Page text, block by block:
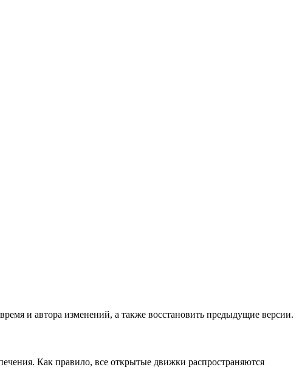
и автора изменений, а также восстановить предыдущие версии.
Как правило, все открытые движки распространяются